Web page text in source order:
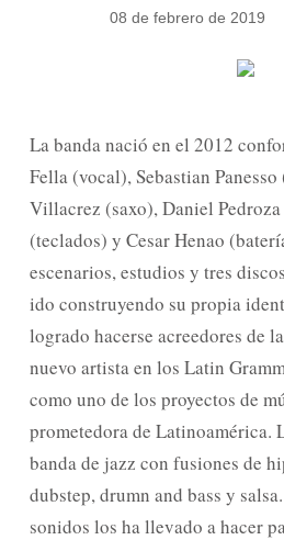
08 de febrero de 2019
La banda nació en el 2012
Fella (vocal), Sebastian
Villacrez (saxo), Daniel
(teclados) y Cesar Henao
escenarios, estudios y tres
ido construyendo su propia
logrado hacerse acreedores de
nuevo artista en los Latin
como uno de los proyectos de
prometedora de Latinoamérica.
banda de jazz con fusiones de
dubstep, drumn and bass y
sonidos los ha llevado a hacer